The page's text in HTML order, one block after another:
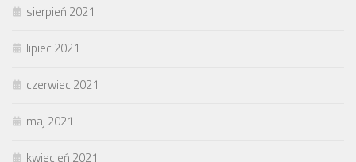
sierpień 2021
lipiec 2021
czerwiec 2021
maj 2021
kwiecień 2021